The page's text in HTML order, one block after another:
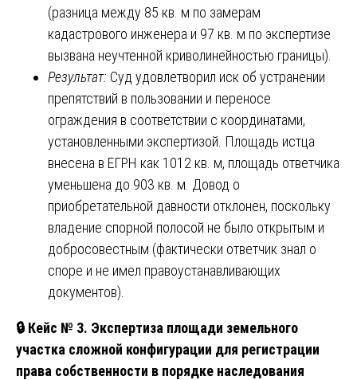
(разница между 85 кв. м по замерам
кадастрового инженера и 97 кв. м по экспертизе
вызвана неучтенной криволинейностью границы).
Результат: Суд удовлетворил иск об устранении
препятствий в пользовании и переносе
ограждения в соответствии с координатами,
установленными экспертизой. Площадь истца
внесена в ЕГРН как 1012 кв. м, площадь ответчика
уменьшена до 903 кв. м. Довод о
приобретательной давности отклонен, поскольку
владение спорной полосой не было открытым и
добросовестным (фактически ответчик знал о
споре и не имел правоустанавливающих
документов).
🔒 Кейс № 3. Экспертиза площади земельного
участка сложной конфигурации для регистрации
права собственности в порядке наследования